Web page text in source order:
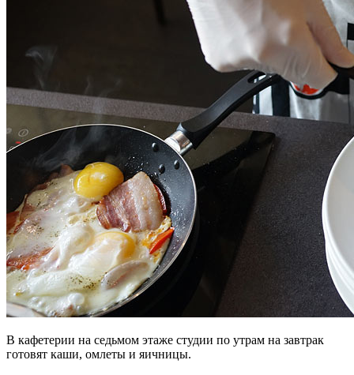
В кафетерии на седьмом этаже студии по утрам на завтрак
готовят каши, омлеты и яичницы.